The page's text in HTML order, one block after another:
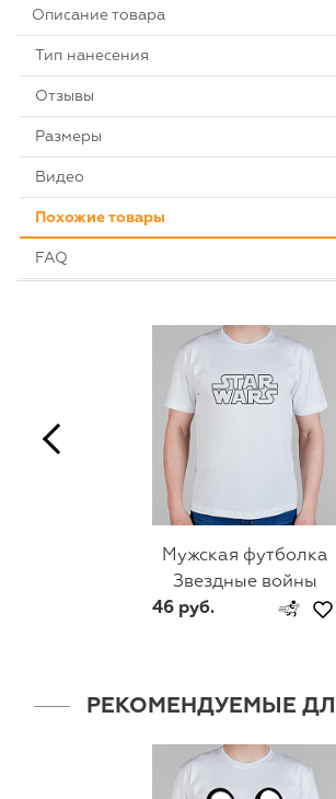
Описание товара
Тип нанесения
Отзывы
Размеры
Видео
Похожие товары
FAQ
Мужская футболка
Звездные войны
46 руб.
РЕКОМЕНДУЕМЫЕ